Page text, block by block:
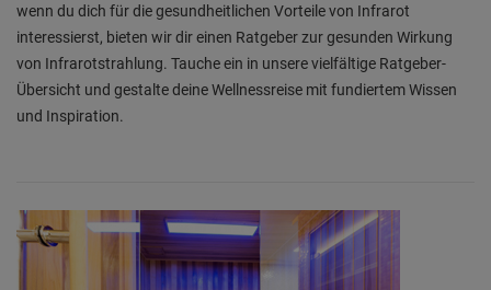
wenn du dich für die gesundheitlichen Vorteile von Infrarot
interessierst, bieten wir dir einen Ratgeber zur gesunden Wirkung
von Infrarotstrahlung. Tauche ein in unsere vielfältige Ratgeber-
Übersicht und gestalte deine Wellnessreise mit fundiertem Wissen
und Inspiration.